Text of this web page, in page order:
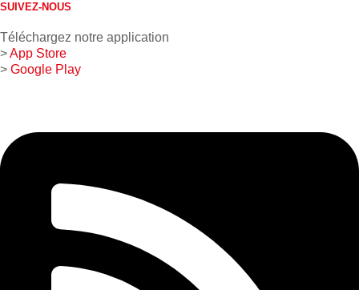
SUIVEZ-NOUS
Téléchargez notre application
>App Store
> Google Play